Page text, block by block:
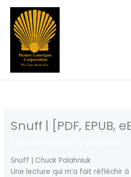
Skip
content
Snuff | [PDF, EPUB,
Snuff | Chuck Palahniuk
Une lecture qui m’a fait réfléchir